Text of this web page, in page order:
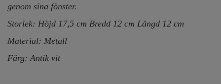
genom sina fönster.
Storlek: Höjd 17,5 cm Bredd 12 cm Längd 12 cm
Material: Metall
Färg: Antik vit